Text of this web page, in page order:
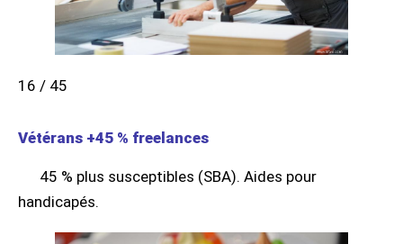
16 / 45
Vétérans +45 % freelances
45 % plus susceptibles (SBA). Aides pour
handicapés.